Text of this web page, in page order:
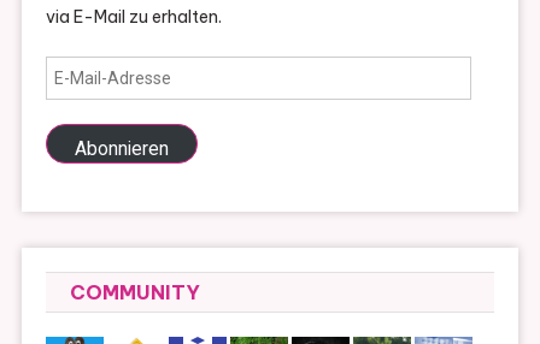
via E-Mail zu erhalten.
E-
Mail-
Adresse
Abonnieren
COMMUNITY